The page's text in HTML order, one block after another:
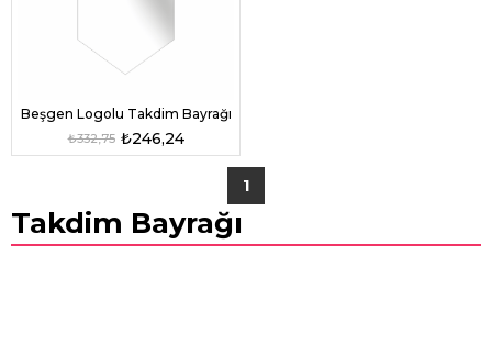
Beşgen Logolu Takdim Bayrağı
₺246,24
₺332,75
1
Takdim Bayrağı